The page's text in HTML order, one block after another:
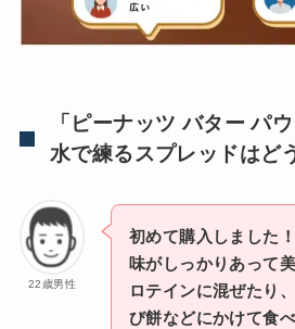
「ピーナッツ バター パ
水で練るスプレッドはど
22歳男性
初めて購入しました
味がしっかりあって
ロテインに混ぜたり
び餅などにかけて食